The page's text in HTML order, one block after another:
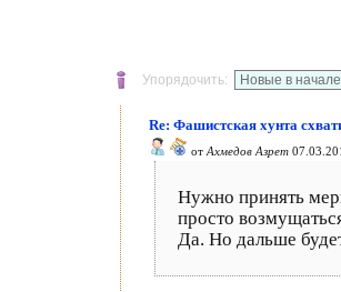
Упорядочить:
Re: Фашистская хунта
от Ахмедов Азрет
Нужно принять
просто
Да. Но дальше